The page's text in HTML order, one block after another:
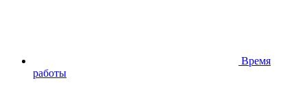
Время
работы